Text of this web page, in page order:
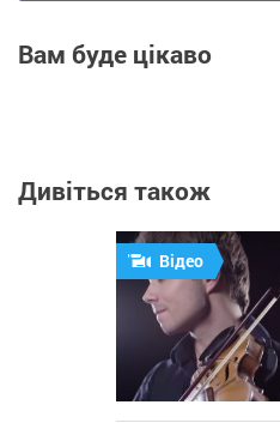
Вам буде цікаво
Дивіться також
Відео